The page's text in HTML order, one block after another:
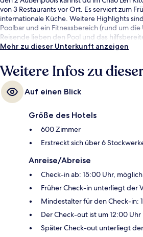
von 3 Restaurants vor Ort. Es serviert zum
internationale Küche. Weitere Highlights
Poolbar und ein Fitnessbereich (rund um
Reisende lieben den Pool und das
Mehr zu dieser Unterkunft anzeigen
Weitere Infos zu
Auf einen Blick
Größe des Hotels
600 Zimmer
Erstreckt sich über 6
Anreise/Abreise
Check-in ab: 15:00 Uhr,
Früher Check-in unterliegt der
Mindestalter für den Check-in:
Der Check-out ist um 12:00 Uhr
Später Check-out unterliegt